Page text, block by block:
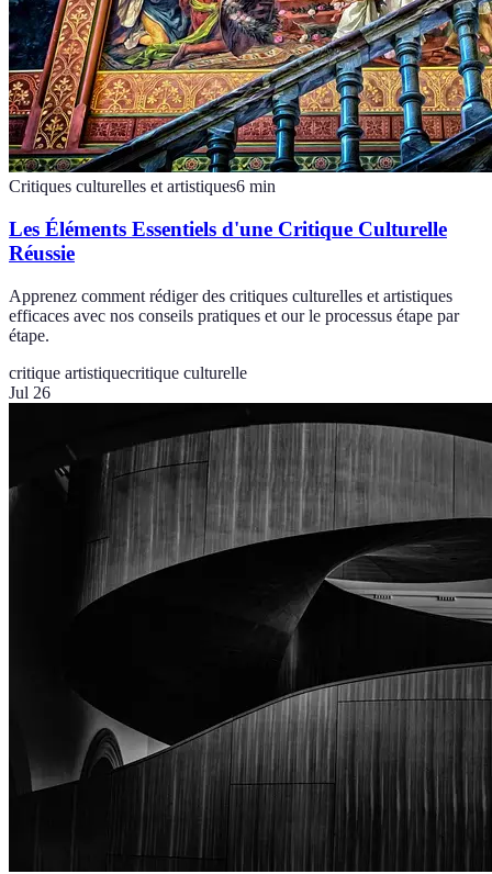
Critiques culturelles et artistiques6 min
Les Éléments Essentiels d'une Critique Culturelle
Réussie
Apprenez comment rédiger des critiques culturelles et artistiques
efficaces avec nos conseils pratiques et our le processus étape par
étape.
critique artistiquecritique culturelle
Jul 26